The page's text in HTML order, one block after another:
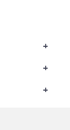
+
+
+